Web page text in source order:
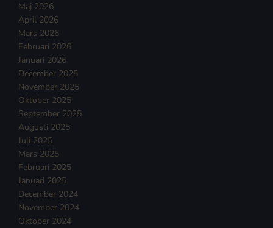
Maj 2026
April 2026
Mars 2026
Februari 2026
Januari 2026
December 2025
November 2025
Oktober 2025
September 2025
Augusti 2025
Juli 2025
Mars 2025
Februari 2025
Januari 2025
December 2024
November 2024
Oktober 2024